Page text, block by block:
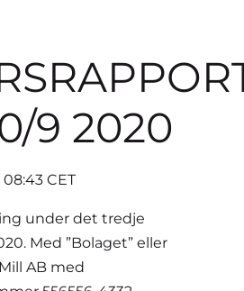
9 2020
CET
under det tredje
Med ”Bolaget” eller
AB med